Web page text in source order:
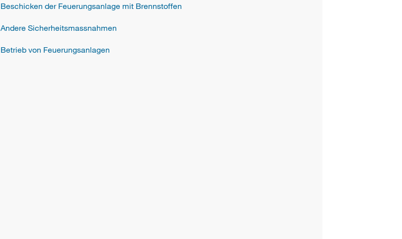
Beschicken der Feuerungsanlage mit Brennstoffen
Andere Sicherheitsmassnahmen
Betrieb von Feuerungsanlagen